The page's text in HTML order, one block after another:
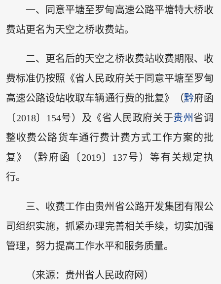
一、同意平塘至罗甸高速公路平塘特大桥收
费站更名为天空之桥收费站。
二、更名后的天空之桥收费站收费期限、收
费标准仍按照《省人民政府关于同意平塘至罗甸
高速公路设站收取车辆通行费的批复》（黔府函
〔2018〕154号）及《省人民政府关于贵州 省调
整收费公路货车通行费计费方式工作方案的批
复》（黔府函〔2019〕137号）等有关规定执
行。
三、收费工作由贵州省公路开发集团有限公
司组织实施，抓紧办理完善相关手续，切实加强
管理，努力提高工作水平和服务质量。
（来源：贵州省人民政府网）